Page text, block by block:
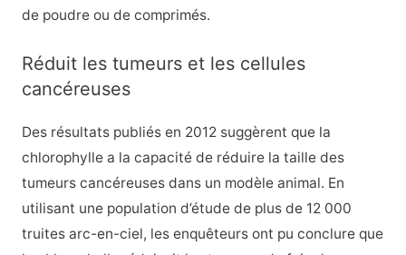
de poudre ou de comprimés.
Réduit les tumeurs et les cellules
cancéreuses
Des résultats publiés en 2012 suggèrent que la
chlorophylle a la capacité de réduire la taille des
tumeurs cancéreuses dans un modèle animal. En
utilisant une population d’étude de plus de 12 000
truites arc-en-ciel, les enquêteurs ont pu conclure que